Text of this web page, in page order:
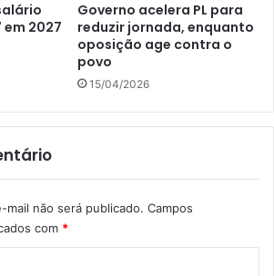
em 2027
Governo acelera PL para
reduzir jornada, enquanto
oposição age contra o
povo
15/04/2026
não será publicado. Campos
com *